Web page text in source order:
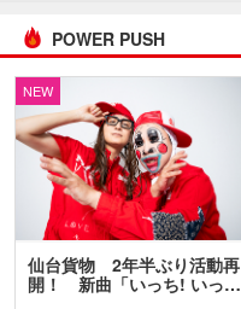
POWER PUSH
NEW
仙台貨物 2年半ぶり活動再
開！ 新曲「いっち! いっ…